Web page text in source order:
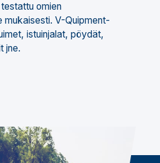
omien
mukaisesti. V-Quipment-
istuinjalat, pöydät,
jne.